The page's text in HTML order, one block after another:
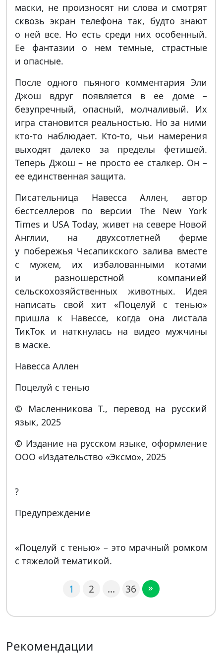
маски, не произносят ни слова и смотрят
сквозь экран телефона так, будто знают
о ней все. Но есть среди них особенный.
Ее фантазии о нем темные, страстные
и опасные.
После одного пьяного комментария Эли
Джош вдруг появляется в ее доме –
безупречный, опасный, молчаливый. Их
игра становится реальностью. Но за ними
кто-то наблюдает. Кто-то, чьи намерения
выходят далеко за пределы фетишей.
Теперь Джош – не просто ее сталкер. Он –
ее единственная защита.
Писательница Навесса Аллен, автор
бестселлеров по версии The New York
Times и USA Today, живет на севере Новой
Англии, на двухсотлетней ферме
у побережья Чесапикского залива вместе
с мужем, их избалованными котами
и разношерстной компанией
сельскохозяйственных животных. Идея
написать свой хит «Поцелуй с тенью»
пришла к Навессе, когда она листала
ТикТок и наткнулась на видео мужчины
в маске.
Навесса Аллен
Поцелуй с тенью
© Масленникова Т., перевод на русский
язык, 2025
© Издание на русском языке, оформление
ООО «Издательство «Эксмо», 2025
?
Предупреждение
«Поцелуй с тенью» – это мрачный ромком
с тяжелой тематикой.
1 2 … 36 »
Рекомендации